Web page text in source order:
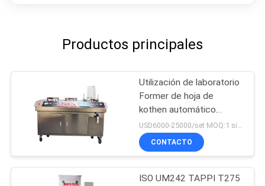
Productos principales
Utilización de laboratorio
Former de hoja de
kothen automático
rápido para papel de
celulosa
USD6000-25000/set MOQ:1 sistema
CONTACTO
ISO UM242 TAPPI T275